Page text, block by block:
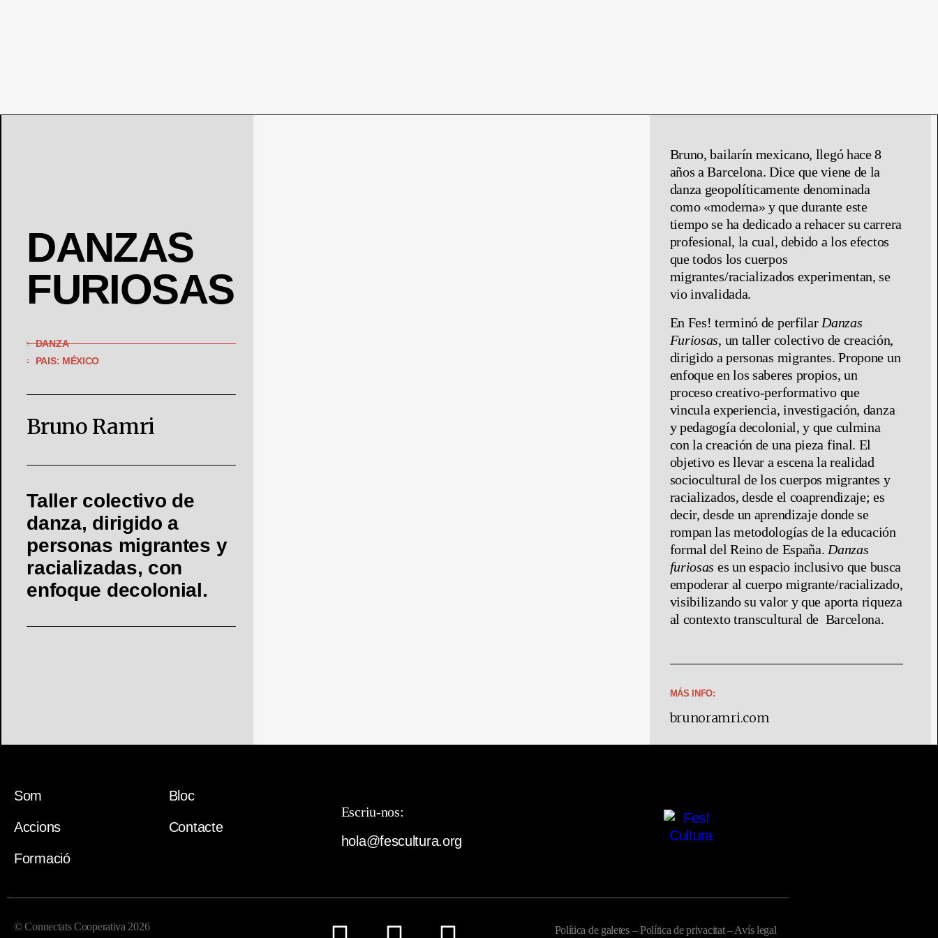
DANZAS
FURIOSAS
DANZA
PAIS: MÉXICO
Bruno Ramri
Taller colectivo de
danza, dirigido a
personas migrantes y
racializadas, con
enfoque decolonial.
Bruno, bailarín mexicano, llegó hace 8
años a Barcelona. Dice que viene de la
danza geopolíticamente denominada
como «moderna» y que durante este
tiempo se ha dedicado a rehacer su carrera
profesional, la cual, debido a los efectos
que todos los cuerpos
migrantes/racializados experimentan, se
vio invalidada.
En Fes! terminó de perfilar Danzas
Furiosas, un taller colectivo de creación,
dirigido a personas migrantes. Propone un
enfoque en los saberes propios, un
proceso creativo-performativo que
vincula experiencia, investigación, danza
y pedagogía decolonial, y que culmina
con la creación de una pieza final. El
objetivo es llevar a escena la realidad
sociocultural de los cuerpos migrantes y
racializados, desde el coaprendizaje; es
decir, desde un aprendizaje donde se
rompan las metodologías de la educación
formal del Reino de España. Danzas
furiosas es un espacio inclusivo que busca
empoderar al cuerpo migrante/racializado,
visibilizando su valor y que aporta riqueza
al contexto transcultural de Barcelona.
MÁS INFO:
brunoramri.com
Som
Accions
Formació
Bloc
Contacte
Escriu-nos:
hola@fescultura.org
© Connectats Cooperativa 2026 Política de galetes–Política de privacitat–Avís legal